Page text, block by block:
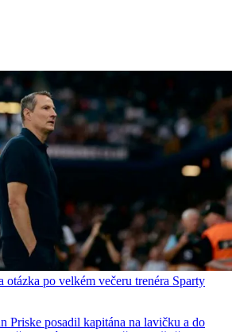
otázka po velkém večeru trenéra Sparty
Priske posadil kapitána na lavičku a do